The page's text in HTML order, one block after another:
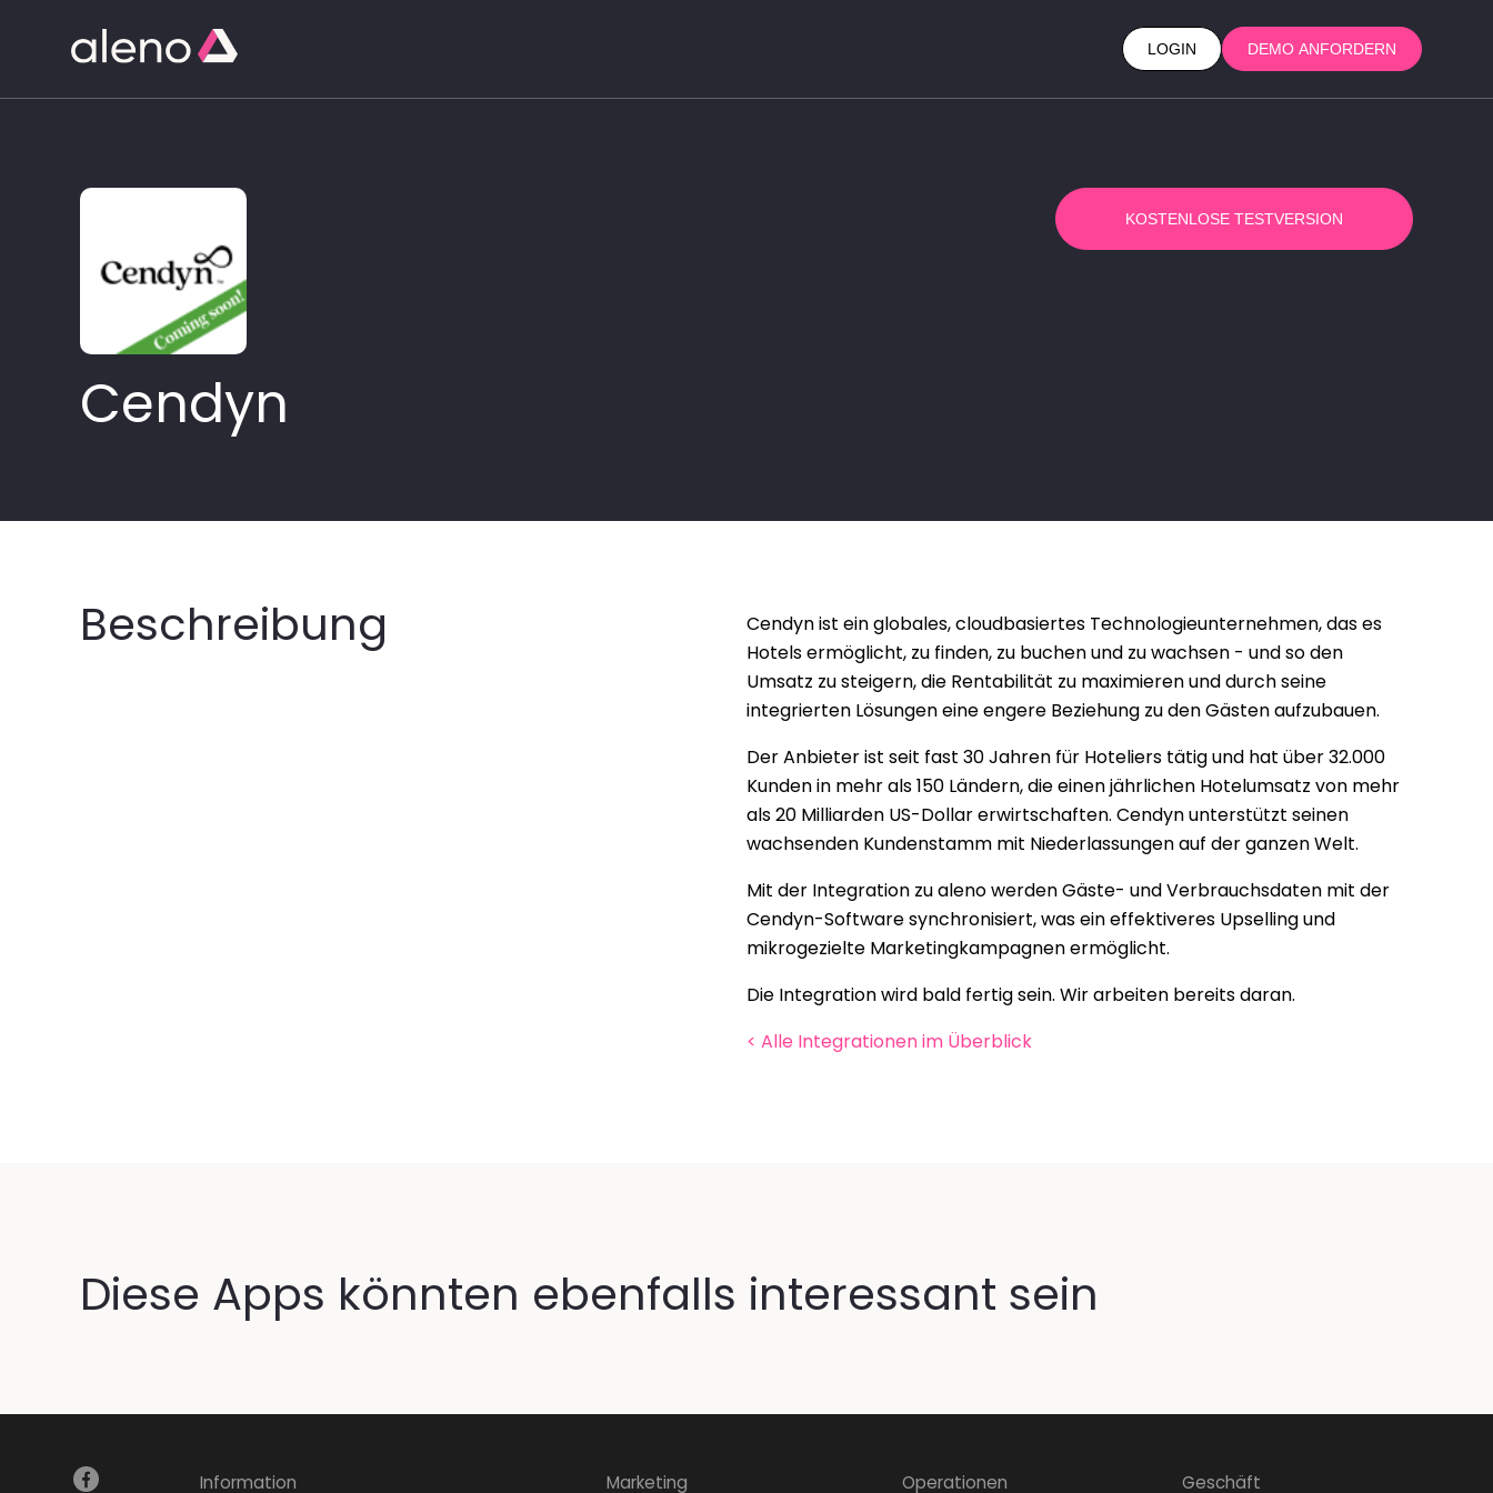
LOGIN DEMO ANFORDERN
Cendyn
KOSTENLOSE TESTVERSION
Beschreibung
Cendyn ist ein globales, cloudbasiertes Technologieunternehmen, das es
Hotels ermöglicht, zu finden, zu buchen und zu wachsen - und so den
Umsatz zu steigern, die Rentabilität zu maximieren und durch seine
integrierten Lösungen eine engere Beziehung zu den Gästen aufzubauen.
Der Anbieter ist seit fast 30 Jahren für Hoteliers tätig und hat über 32.000
Kunden in mehr als 150 Ländern, die einen jährlichen Hotelumsatz von mehr
als 20 Milliarden US-Dollar erwirtschaften. Cendyn unterstützt seinen
wachsenden Kundenstamm mit Niederlassungen auf der ganzen Welt.
Mit der Integration zu aleno werden Gäste- und Verbrauchsdaten mit der
Cendyn-Software synchronisiert, was ein effektiveres Upselling und
mikrogezielte Marketingkampagnen ermöglicht.
Die Integration wird bald fertig sein. Wir arbeiten bereits daran.
< Alle Integrationen im Überblick
Diese Apps könnten ebenfalls interessant sein
Information Marketing Operationen Geschäft